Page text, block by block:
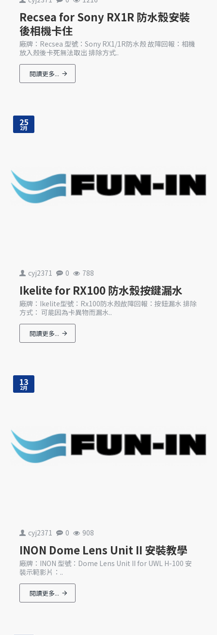
Recsea for Sony RX1R 防水殼安裝
後相機卡住
廠牌：Recsea 型號：Sony RX1/1R防水殼 故障回報：相機
放入殼後卡死無法取出 排除方式..
閱讀更多...
25
2月
cyj2371 0 788
Ikelite for RX100 防水殼按鍵漏水
廠牌：Ikelite型號：Rx100防水殼故障回報：按鈕漏水 排除
方式： 可能因為卡異物而漏水..
閱讀更多...
13
2月
cyj2371 0 908
INON Dome Lens Unit II 安裝教學
廠牌：INON 型號：Dome Lens Unit II for UWL H-100 安
裝示範影片：..
閱讀更多...